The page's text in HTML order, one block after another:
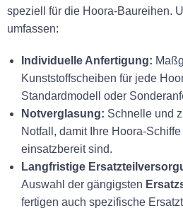
speziell für die Hoora-Baureihen.
umfassen:
Individuelle Anfertigung:
Kunststoffscheiben für jede
Standardmodell oder
Notverglasung: Schnelle und
Notfall, damit Ihre Hoora-
einsatzbereit sind.
Langfristige
Auswahl der gängigsten
fertigen auch spezifische